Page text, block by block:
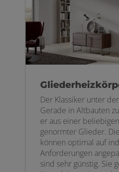
Der Klassiker unter
Gerade in Altbauten
er aus einer
genormter Glieder.
können optimal auf
Anforderungen
sind sehr günstig. Sie